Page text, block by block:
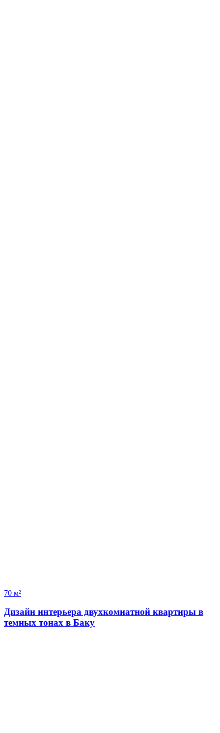
70 м²
Дизайн интерьера двухкомнатной квартиры в
темных тонах в Баку